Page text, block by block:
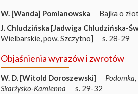
W. [Wanda] Pomianowska Bajka o
J. Chludzińska [Jadwiga Chludzińska-
Wielbarskie, pow. Szczytno]
s. 28-29
Objaśnienia wyrazów i zwrotów
W. D. [Witold Doroszewski]
Skarżysko-Kamienna
s. 29-32